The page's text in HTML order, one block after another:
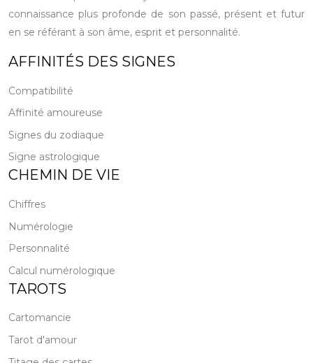
connaissance plus profonde de son passé, présent et futur
en se référant à son âme, esprit et personnalité.
AFFINITÉS DES SIGNES
Compatibilité
Affinité amoureuse
Signes du zodiaque
Signe astrologique
CHEMIN DE VIE
Chiffres
Numérologie
Personnalité
Calcul numérologique
TAROTS
Cartomancie
Tarot d'amour